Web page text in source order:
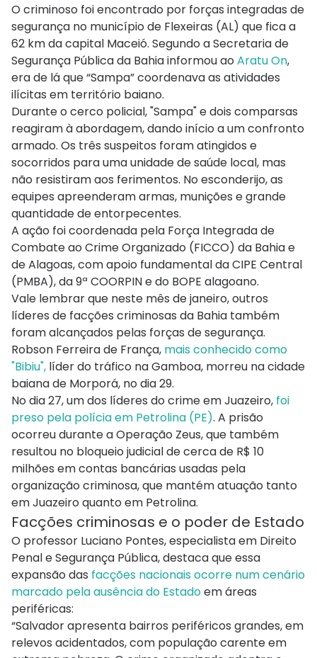
O criminoso foi encontrado por forças integradas de
segurança no município de Flexeiras (AL) que fica a
62 km da capital Maceió. Segundo a Secretaria de
Segurança Pública da Bahia informou ao Aratu On,
era de lá que “Sampa” coordenava as atividades
ilícitas em território baiano.
Durante o cerco policial, "Sampa" e dois comparsas
reagiram à abordagem, dando início a um confronto
armado. Os três suspeitos foram atingidos e
socorridos para uma unidade de saúde local, mas
não resistiram aos ferimentos. No esconderijo, as
equipes apreenderam armas, munições e grande
quantidade de entorpecentes.
A ação foi coordenada pela Força Integrada de
Combate ao Crime Organizado (FICCO) da Bahia e
de Alagoas, com apoio fundamental da CIPE Central
(PMBA), da 9ª COORPIN e do BOPE alagoano.
Vale lembrar que neste mês de janeiro, outros
líderes de facções criminosas da Bahia também
foram alcançados pelas forças de segurança.
Robson Ferreira de França, mais conhecido como
"Bibiu", líder do tráfico na Gamboa, morreu na cidade
baiana de Morporá, no dia 29.
No dia 27, um dos líderes do crime em Juazeiro, foi
preso pela polícia em Petrolina (PE). A prisão
ocorreu durante a Operação Zeus, que também
resultou no bloqueio judicial de cerca de R$ 10
milhões em contas bancárias usadas pela
organização criminosa, que mantém atuação tanto
em Juazeiro quanto em Petrolina.
Facções criminosas e o poder de Estado
O professor Luciano Pontes, especialista em Direito
Penal e Segurança Pública, destaca que essa
expansão das facções nacionais ocorre num cenário
marcado pela ausência do Estadoem áreas
periféricas:
“Salvador apresenta bairros periféricos grandes, em
relevos acidentados, com população carente em